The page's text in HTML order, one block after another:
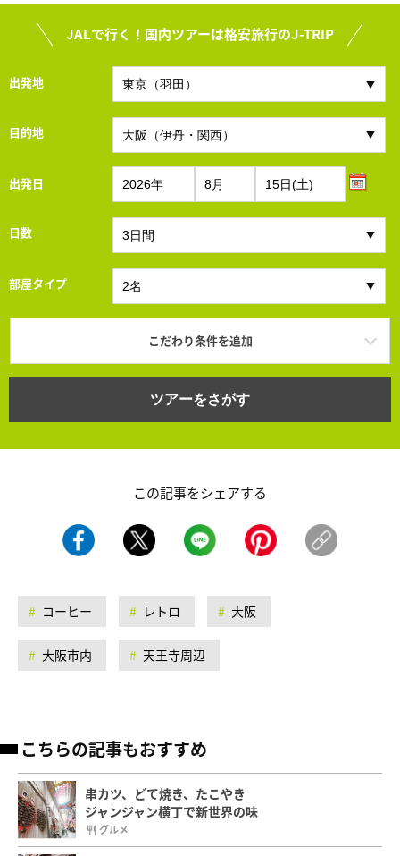
JALで行く！国内ツアーは格安旅行のJ-TRIP
出発地
目的地
出発日
日数
部屋タイプ
こだわり条件を追加
ツアーをさがす
この記事をシェアする
コーヒー レトロ 大阪
大阪市内 天王寺周辺
こちらの記事もおすすめ
串カツ、どて焼き、たこやき
ジャンジャン横丁で新世界の味
グルメ